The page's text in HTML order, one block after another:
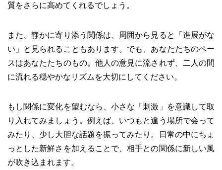
質をさらに高めてくれるでしょう。
また、静かに寄り添う関係は、周囲から見ると「進展がな
い」と見られることもあります。でも、あなたたちのペー
スはあなたたちのもの。他人の意見に流されず、二人の間
に流れる穏やかなリズムを大切にしてください。
もし関係に変化を望むなら、小さな「刺激」を意識して取
り入れてみましょう。例えば、いつもと違う場所で会って
みたり、少し大胆な話題を振ってみたり。日常の中にちょ
っとした新鮮さを加えることで、相手との関係に新しい風
が吹き込まれます。